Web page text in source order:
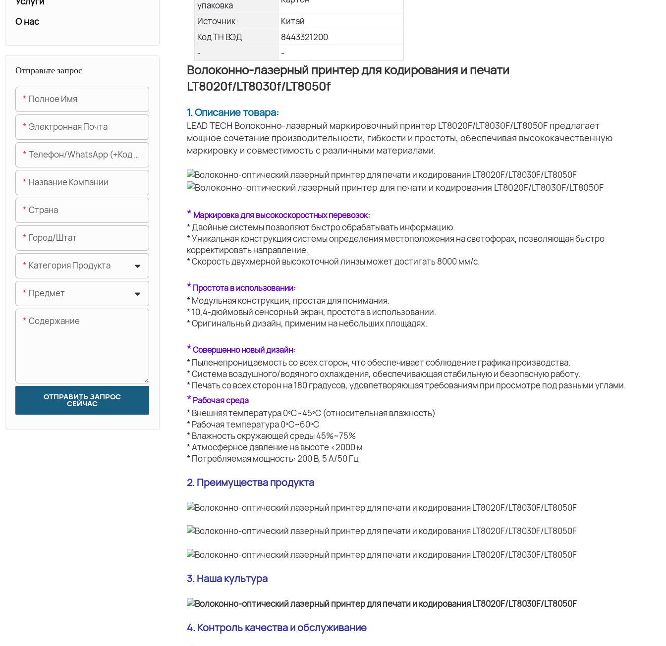
упаковка
Источник
Китай
Код ТН ВЭД
8443321200
-
-
Волоконно-лазерный принтер для кодирования и печати
LT8020f/LT8030f/LT8050f
1. Описание товара:
LEAD TECH Волоконно-лазерный маркировочный принтер LT8020F/LT8030F/LT8050F предлагает
мощное сочетание производительности, гибкости и простоты, обеспечивая высококачественную
маркировку и совместимость с различными материалами.
* Маркировка для высокоскоростных перевозок:
* Двойные системы позволяют быстро обрабатывать информацию.
* Уникальная конструкция системы определения местоположения на светофорах, позволяющая быстро
корректировать направление.
* Скорость двухмерной высокоточной линзы может достигать 8000 мм/с.
*Простота в использовании:
* Модульная конструкция, простая для понимания.
* 10,4-дюймовый сенсорный экран, простота в использовании.
* Оригинальный дизайн, применим на небольших площадях.
*Совершенно новый дизайн:
* Пыленепроницаемость со всех сторон, что обеспечивает соблюдение графика производства.
* Система воздушного/водяного охлаждения, обеспечивающая стабильную и безопасную работу.
* Печать со всех сторон на 180 градусов, удовлетворяющая требованиям при просмотре под разными углами.
*Рабочая среда
* Внешняя температура 0ºC~45ºC (относительная влажность)
* Рабочая температура 0ºC~60ºC
* Влажность окружающей среды 45%~75%
* Атмосферное давление на высоте <2000 м
* Потребляемая мощность: 200 В, 5 А/50 Гц
2. Преимущества продукта
3. Наша культура
4. Контроль качества и обслуживание
О нас
Отправьте запрос
Полное Имя
Электронная Почта
Телефон/WhatsApp (+код Области)
Название Компании
Страна
Город/штат
Категория Продукта
Предмет
Содержание
ОТПРАВИТЬ ЗАПРОС
СЕЙЧАС